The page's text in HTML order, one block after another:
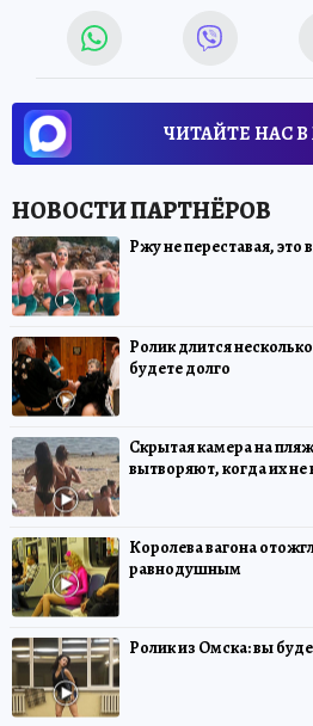
ЧИТАЙТЕ НАС
Ржу не переставая,
Ролик длится
будете долго
Скрытая камера на
вытворяют, когда их не
Королева вагона
равнодушным
Ролик из Омска: вы